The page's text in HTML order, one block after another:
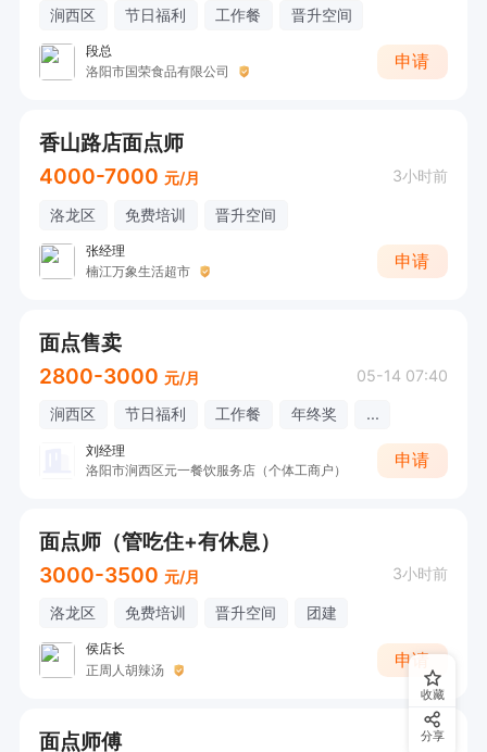
涧西区 节日福利 工作餐 晋升空间
段总
洛阳市国荣食品有限公司
申请
香山路店面点师
4000-7000 元/月 3小时前
洛龙区 免费培训 晋升空间
张经理
楠江万象生活超市
申请
面点售卖
2800-3000 元/月 05-14 07:40
涧西区 节日福利 工作餐 年终奖 ...
刘经理
洛阳市涧西区元一餐饮服务店（个体工商户）
申请
面点师（管吃住+有休息）
3000-3500 元/月 3小时前
洛龙区 免费培训 晋升空间 团建
侯店长
正周人胡辣汤
申请
面点师傅
收藏
分享